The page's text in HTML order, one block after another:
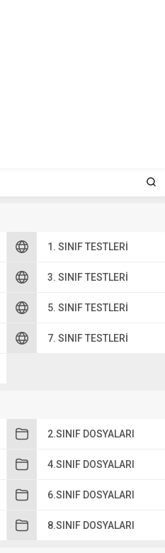
1. SINIF TESTLERI
3. SINIF TESTLERI
5. SINIF TESTLERI
7. SINIF TESTLERI
2.SINIF DOSYALARI
4.SINIF DOSYALARI
6.SINIF DOSYALARI
8.SINIF DOSYALARI